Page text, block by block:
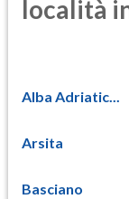
località
Alba Adriatic...
Arsita
Basciano